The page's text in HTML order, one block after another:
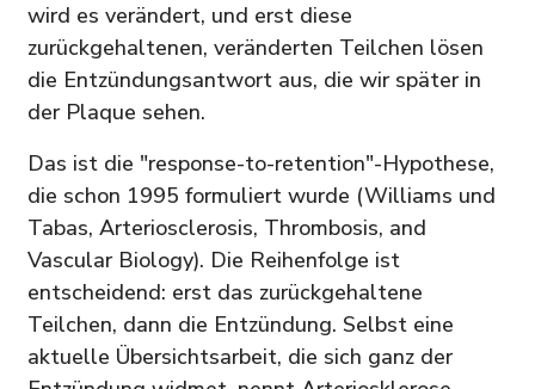
wird es verändert, und erst diese
zurückgehaltenen, veränderten Teilchen lösen
die Entzündungsantwort aus, die wir später in
der Plaque sehen.
Das ist die "response-to-retention"-Hypothese,
die schon 1995 formuliert wurde (Williams und
Tabas, Arteriosclerosis, Thrombosis, and
Vascular Biology). Die Reihenfolge ist
entscheidend: erst das zurückgehaltene
Teilchen, dann die Entzündung. Selbst eine
aktuelle Übersichtsarbeit, die sich ganz der